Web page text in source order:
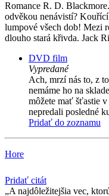
Romance R. D.
odvěkou nenávistí?
lumpové všech dob! Mezi
dlouho stará křivda. Jack
DVD film
Vypredané
Ach, mrzí nás to, z
nemáme ho na
môžete mať šťastie
nepredali posledné
Pridať do zoznamu
Hore
Pridať citát
A najdôležitejšia vec,